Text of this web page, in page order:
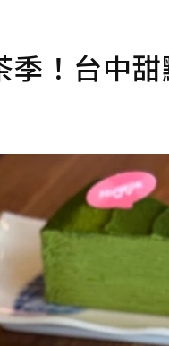
季！台中